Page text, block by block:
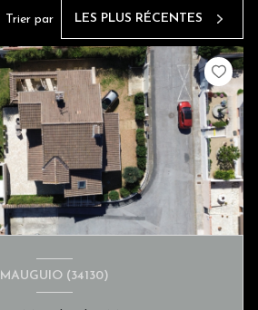
Trier par LES PLUS RÉCENTES
MAUGUIO (34130)